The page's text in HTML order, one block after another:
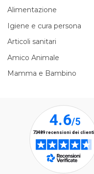
Alimentazione
Igiene e cura persona
Articoli sanitari
Amico Animale
Mamma e Bambino